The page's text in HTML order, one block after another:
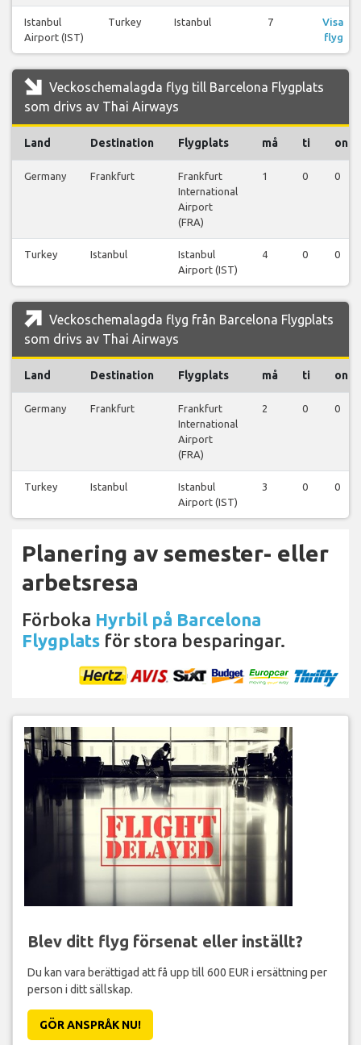
Istanbul
Airport (IST)
Turkey Istanbul 7
Visa
flyg
Veckoschemalagda flyg till Barcelona Flygplats
som drivs av Thai Airways
Land Destination Flygplats må ti on
Germany Frankfurt
Frankfurt
International
Airport
(FRA)
1 0 0
Turkey Istanbul
Istanbul
Airport (IST)
4 0 0
Veckoschemalagda flyg från Barcelona Flygplats
som drivs av Thai Airways
Land Destination Flygplats må ti on
Germany Frankfurt
Frankfurt
International
Airport
(FRA)
2 0 0
Turkey Istanbul
Istanbul
Airport (IST)
3 0 0
Planering av semester- eller
arbetsresa
Förboka Hyrbil på Barcelona
Flygplats för stora besparingar.
Blev ditt flyg försenat eller inställt?
Du kan vara berättigad att få upp till 600 EUR i ersättning per
person i ditt sällskap.
GÖR ANSPRÅK NU!